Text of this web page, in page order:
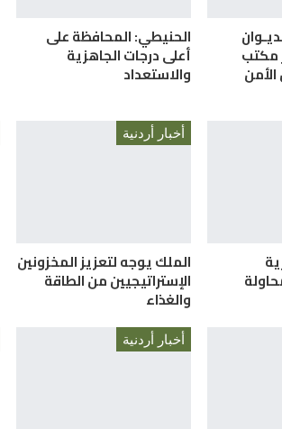
مكتب
الحنيطي: المحافظة على
أعلى درجات الجاهزية
والاستعداد
أخبار أردنية
الملك يوجه لتعزيز المخزونين
الإستراتيجيين من الطاقة
والغذاء
أخبار أردنية